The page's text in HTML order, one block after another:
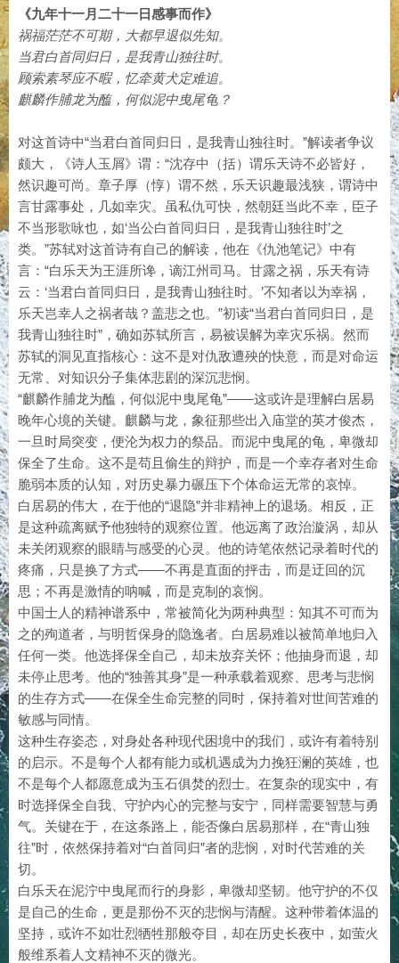
《九年十一月二十一日感事而作》
祸福茫茫不可期，大都早退似先知。
当君白首同归日，是我青山独往时。
顾索素琴应不暇，忆牵黄犬定难追。
麒麟作脯龙为醢，何似泥中曳尾龟？
对这首诗中“当君白首同归日，是我青山独往时。”解读者争议
颇大，《诗人玉屑》谓：“沈存中（括）谓乐天诗不必皆好，
然识趣可尚。章子厚（惇）谓不然，乐天识趣最浅狭，谓诗中
言甘露事处，几如幸灾。虽私仇可快，然朝廷当此不幸，臣子
不当形歌咏也，如‘当公白首同归日，是我青山独往时’之
类。”苏轼对这首诗有自己的解读，他在《仇池笔记》中有
言：“白乐天为王涯所谗，谪江州司马。甘露之祸，乐天有诗
云：‘当君白首同归日，是我青山独往时。’不知者以为幸祸，
乐天岂幸人之祸者哉？盖悲之也。”初读“当君白首同归日，是
我青山独往时”，确如苏轼所言，易被误解为幸灾乐祸。然而
苏轼的洞见直指核心：这不是对仇敌遭殃的快意，而是对命运
无常、对知识分子集体悲剧的深沉悲悯。
“麒麟作脯龙为醢，何似泥中曳尾龟”——这或许是理解白居易
晚年心境的关键。麒麟与龙，象征那些出入庙堂的英才俊杰，
一旦时局突变，便沦为权力的祭品。而泥中曳尾的龟，卑微却
保全了生命。这不是苟且偷生的辩护，而是一个幸存者对生命
脆弱本质的认知，对历史暴力碾压下个体命运无常的哀悼。
白居易的伟大，在于他的“退隐”并非精神上的退场。相反，正
是这种疏离赋予他独特的观察位置。他远离了政治漩涡，却从
未关闭观察的眼睛与感受的心灵。他的诗笔依然记录着时代的
疼痛，只是换了方式——不再是直面的抨击，而是迂回的沉
思；不再是激情的呐喊，而是克制的哀悯。
中国士人的精神谱系中，常被简化为两种典型：知其不可而为
之的殉道者，与明哲保身的隐逸者。白居易难以被简单地归入
任何一类。他选择保全自己，却未放弃关怀；他抽身而退，却
未停止思考。他的“独善其身”是一种承载着观察、思考与悲悯
的生存方式——在保全生命完整的同时，保持着对世间苦难的
敏感与同情。
这种生存姿态，对身处各种现代困境中的我们，或许有着特别
的启示。不是每个人都有能力或机遇成为力挽狂澜的英雄，也
不是每个人都愿意成为玉石俱焚的烈士。在复杂的现实中，有
时选择保全自我、守护内心的完整与安宁，同样需要智慧与勇
气。关键在于，在这条路上，能否像白居易那样，在“青山独
往”时，依然保持着对“白首同归”者的悲悯，对时代苦难的关
切。
白乐天在泥泞中曳尾而行的身影，卑微却坚韧。他守护的不仅
是自己的生命，更是那份不灭的悲悯与清醒。这种带着体温的
坚持，或许不如壮烈牺牲那般夺目，却在历史长夜中，如萤火
般维系着人文精神不灭的微光。